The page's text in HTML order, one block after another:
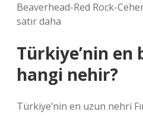
Beaverhead-Red Rock-
satır daha
Türkiye’nin en
hangi nehir?
Türkiye’nin en uzun nehri